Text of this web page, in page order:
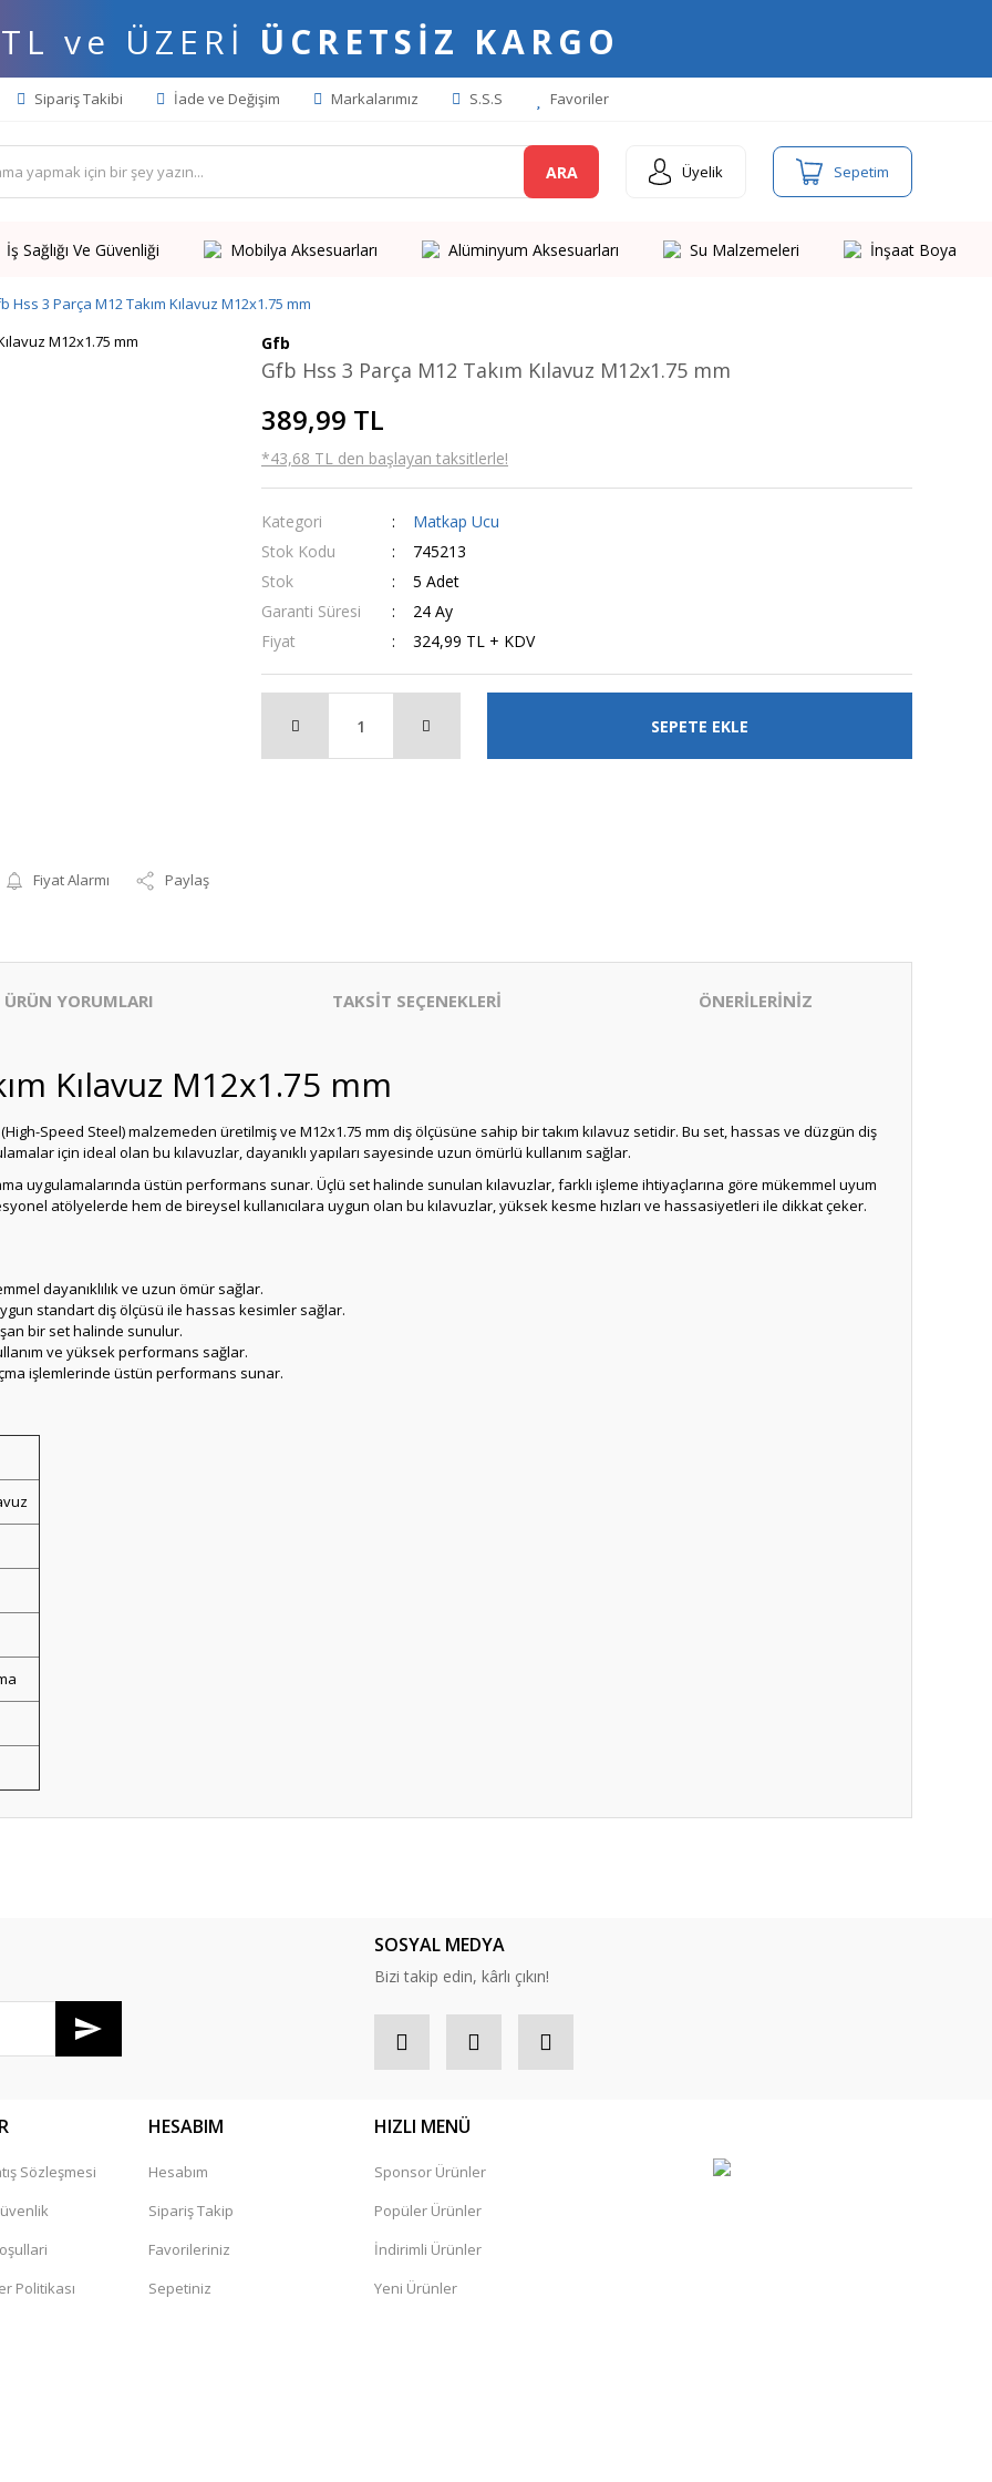
ve ÜZERİ ÜCRETSİZ KARGO
Sipariş Takibi İade ve Değişim Markalarımız S.S.S Favoriler
ARA Üyelik Sepetim
İş Sağlığı Ve Güvenliği Mobilya Aksesuarları Alüminyum Aksesuarları Su Malzemeleri İnşaat Boya
Hss 3 Parça M12 Takım Kılavuz M12x1.75 mm
Fiyat Alarmı Paylaş
Gfb
Gfb Hss 3 Parça M12 Takım Kılavuz M12x1.75 mm
389,99 TL
*43,68 TL den başlayan taksitlerle!
Kategori
Matkap Ucu
Stok Kodu
745213
Stok
5 Adet
Garanti Süresi
24 Ay
Fiyat
324,99 TL + KDV
SEPETE EKLE
ÜRÜN YORUMLARI TAKSİT SEÇENEKLERİ ÖNERİLERİNİZ
Kılavuz M12x1.75 mm
Speed Steel) malzemeden üretilmiş ve M12x1.75 mm diş ölçüsüne sahip bir takım kılavuz setidir. Bu set, hassas ve düzgün diş
için ideal olan bu kılavuzlar, dayanıklı yapıları sayesinde uzun ömürlü kullanım sağlar.
uygulamalarında üstün performans sunar. Üçlü set halinde sunulan kılavuzlar, farklı işleme ihtiyaçlarına göre mükemmel uyum
atölyelerde hem de bireysel kullanıcılara uygun olan bu kılavuzlar, yüksek kesme hızları ve hassasiyetleri ile dikkat çeker.
dayanıklılık ve uzun ömür sağlar.
standart diş ölçüsü ile hassas kesimler sağlar.
bir set halinde sunulur.
ve yüksek performans sağlar.
işlemlerinde üstün performans sunar.
SOSYAL MEDYA
Bizi takip edin, kârlı çıkın!
Sözleşmesi
Politikası
HESABIM
Hesabım
Sipariş Takip
Favorileriniz
Sepetiniz
HIZLI MENÜ
Sponsor Ürünler
Popüler Ürünler
İndirimli Ürünler
Yeni Ürünler